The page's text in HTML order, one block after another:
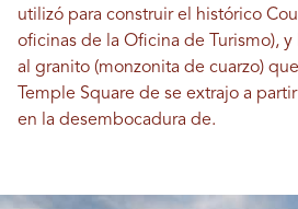
utilizó para construir el histórico
oficinas de la Oficina de Turismo),
al granito (monzonita de cuarzo)
Temple Square de se extrajo a
en la desembocadura de.